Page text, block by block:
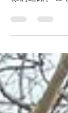
樣的道路。它
人關懷的模式
醫互補的治療
持。過去十多
示，針對情志
的故事，見證